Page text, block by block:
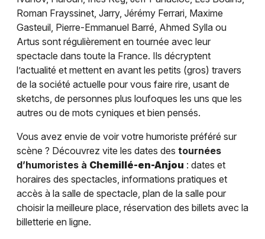
Roman Frayssinet, Jarry, Jérémy Ferrari, Maxime
Gasteuil, Pierre-Emmanuel Barré, Ahmed Sylla ou
Artus sont régulièrement en tournée avec leur
spectacle dans toute la France. Ils décryptent
l’actualité et mettent en avant les petits (gros) travers
de la société actuelle pour vous faire rire, usant de
sketchs, de personnes plus loufoques les uns que les
autres ou de mots cyniques et bien pensés.
Vous avez envie de voir votre humoriste préféré sur
scène ? Découvrez vite les dates des tournées
d’humoristes à Chemillé-en-Anjou : dates et
horaires des spectacles, informations pratiques et
accès à la salle de spectacle, plan de la salle pour
choisir la meilleure place, réservation des billets avec la
billetterie en ligne.